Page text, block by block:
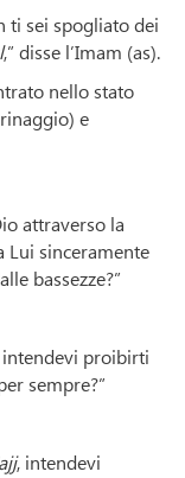
ti sei spogliato dei
,” disse l’Imam (as).
nello stato
e
attraverso la
Lui sinceramente
bassezze?”
intendevi proibirti
sempre?”
, intendevi